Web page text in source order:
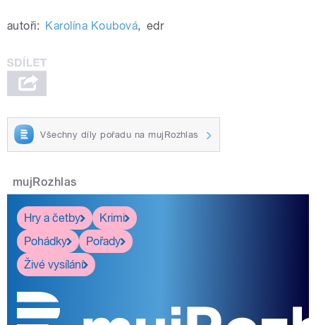
autoři: Karolína Koubová, edr
Všechny díly pořadu na mujRozhlas
mujRozhlas
Hry a četby
Krimi
Pohádky
Pořady
Živé vysílání